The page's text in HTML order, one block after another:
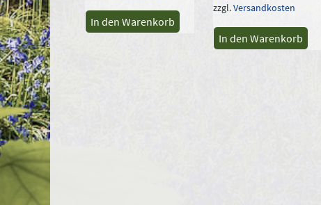
In den Warenkorb
zzgl.Versandkosten
In den Warenkorb